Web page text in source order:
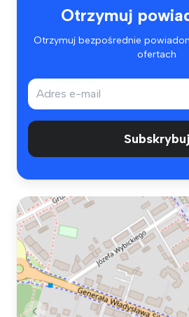
Otrzymuj
Otrzymuj bezpośrednie
ofertach
Subskrybuj